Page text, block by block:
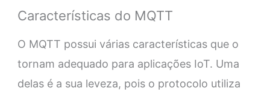
Características do MQTT
O MQTT possui várias características que o
tornam adequado para aplicações IoT. Uma
delas é a sua leveza, pois o protocolo utiliza